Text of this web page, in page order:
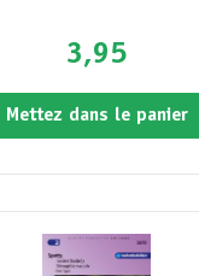
3,95
Mettez dans le panier